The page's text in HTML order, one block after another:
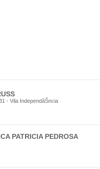
- Vila IndependãŠncia
PATRICIA PEDROSA